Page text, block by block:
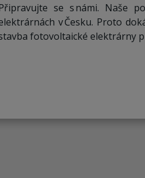
se s námi. Naše
v Česku. Proto
fotovoltaické elektrárny